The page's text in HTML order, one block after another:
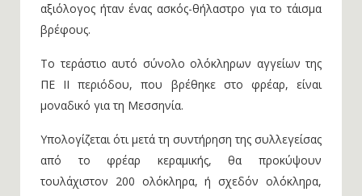
αξιόλογος ήταν ένας ασκός-θήλαστρο για το τάισμα
βρέφους.
Το τεράστιο αυτό σύνολο ολόκληρων αγγείων της
ΠΕ ΙΙ περιόδου, που βρέθηκε στο φρέαρ, είναι
μοναδικό για τη Μεσσηνία.
Υπολογίζεται ότι μετά τη συντήρηση της συλλεγείσας
από το φρέαρ κεραμικής, θα προκύψουν
τουλάχιστον 200 ολόκληρα, ή σχεδόν ολόκληρα,